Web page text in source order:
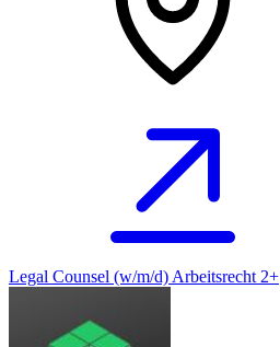
Legal Counsel (w/m/d) Arbeitsrecht 2+